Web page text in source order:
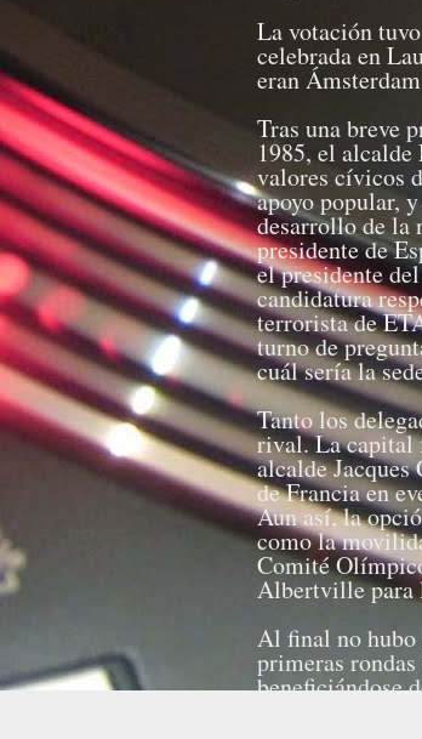
La votación
celebrada en
eran
Tras una breve
1985, el
valores cívicos
apoyo popular,
desarrollo de la
presidente de
el presidente
candidatura
terrorista de
turno de
cuál sería la
Tanto los
rival. La capital
alcalde
de Francia en
Aun así, la
como la
Comité
Albertville para
Al final no hubo
primeras
beneficiándose